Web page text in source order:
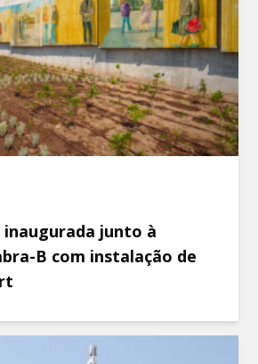
inaugurada junto à
B com instalação de